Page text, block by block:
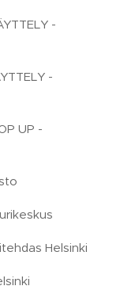
-
-
UP -
Helsinki